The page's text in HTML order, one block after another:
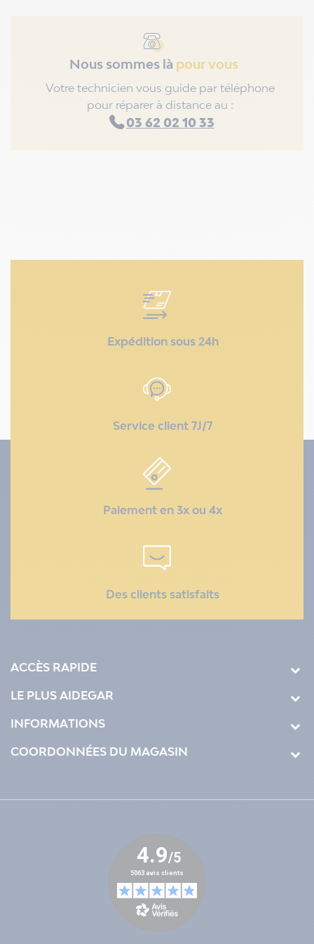
Nous sommes là pour vous
Votre technicien vous guide par téléphone
pour réparer à distance au :
03 62 02 10 33
Expédition sous 24h
Service client 7J/7
Paiement en 3x ou 4x
Des clients satisfaits
ACCÈS RAPIDE
LE PLUS AIDEGAR
INFORMATIONS
COORDONNÉES DU MAGASIN